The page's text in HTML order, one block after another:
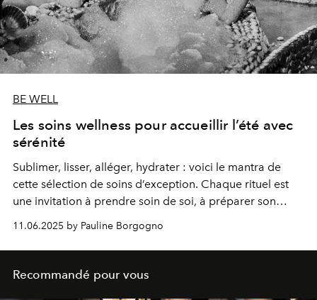
BE WELL
Les soins wellness pour accueillir l’été avec
sérénité
Sublimer, lisser, alléger, hydrater : voici le mantra de
cette sélection de soins d’exception. Chaque rituel est
une invitation à prendre soin de soi, à préparer son
corps et son esprit à vibrer sous la chaleur et la lumière
de l’été. Laissez-vous porter par ces moments de bien-
être, et entrez dans la nouvelle saison avec sérénité,
éclat et légèreté.
11.06.2025 by Pauline Borgogno
Recommandé pour vous